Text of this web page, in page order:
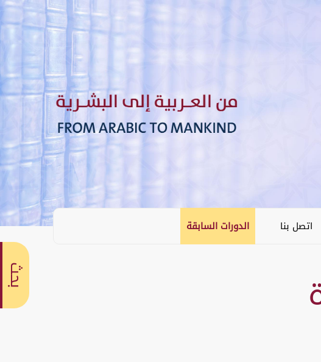
اتصل بنا الدورات السابقة
بحث